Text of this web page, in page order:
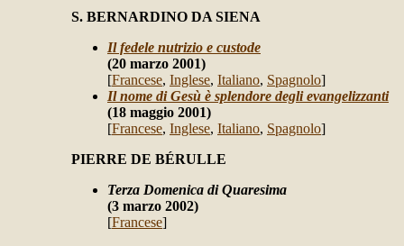
S. BERNARDINO DA SIENA
Il fedele nutrizio e custode
(20 marzo 2001)
[Francese, Inglese, Italiano, Spagnolo]
Il nome di Gesù è splendore degli evangelizzanti
(18 maggio 2001)
[Francese, Inglese, Italiano, Spagnolo]
PIERRE DE BÉRULLE
Terza Domenica di Quaresima
(3 marzo 2002)
[Francese]